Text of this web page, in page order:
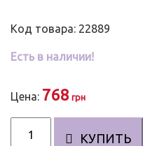
Код товара: 22889
Есть в наличии!
Цена: 768 грн
Salon
КУПИТЬ